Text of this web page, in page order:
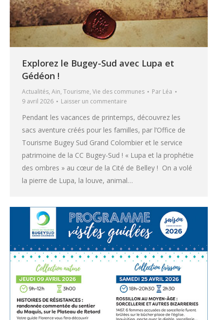
Explorez le Bugey-Sud avec Lupa et
Gédéon !
Actualités, Ain, Tourisme, Vie des communes Par Léa
9 avril 2026
Laisser un commentaire
Pendant les vacances de printemps, découvrez les
sacs aventure créés pour les familles, par l’Office de
Tourisme Bugey Sud Grand Colombier et le service
patrimoine de la CC Bugey-Sud ! « Lupa et la prophétie
des ombres » au cœur de la Cité de Belley ! On a volé
la pierre de Lupa, la louve, animal…